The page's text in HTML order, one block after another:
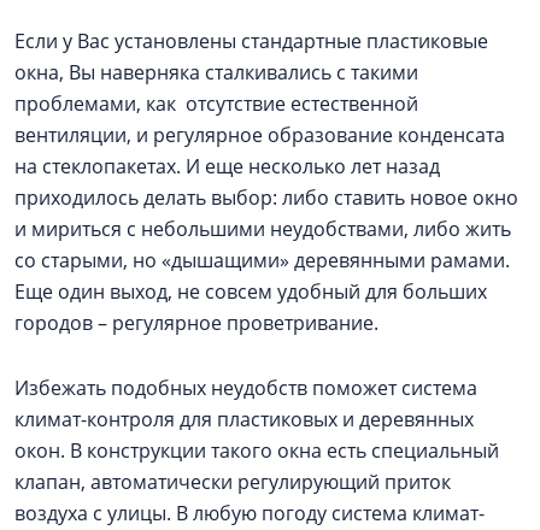
Если у Вас установлены стандартные пластиковые
окна, Вы наверняка сталкивались с такими
проблемами, как отсутствие естественной
вентиляции, и регулярное образование конденсата
на стеклопакетах. И еще несколько лет назад
приходилось делать выбор: либо ставить новое окно
и мириться с небольшими неудобствами, либо жить
со старыми, но «дышащими» деревянными рамами.
Еще один выход, не совсем удобный для больших
городов – регулярное проветривание.
Избежать подобных неудобств поможет система
климат-контроля для пластиковых и деревянных
окон. В конструкции такого окна есть специальный
клапан, автоматически регулирующий приток
воздуха с улицы. В любую погоду система климат-